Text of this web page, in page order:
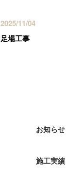
2025/11/04
足場工事
お知らせ
施工実績